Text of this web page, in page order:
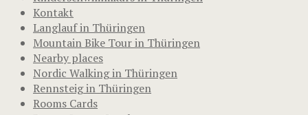
Kontakt
Langlauf in Thüringen
Mountain Bike Tour in Thüringen
Nearby places
Nordic Walking in Thüringen
Rennsteig in Thüringen
Rooms Cards